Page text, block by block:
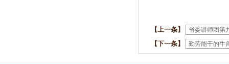
【上一条】 省委讲师团第
【下一条】 勤劳能干的牛